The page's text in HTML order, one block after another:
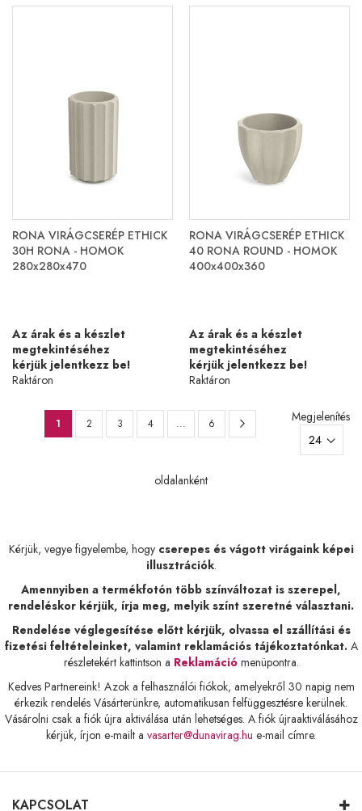
RONA VIRÁGCSERÉP ETHICK
30H RONA - HOMOK
280x280x470
Az árak és a készlet
megtekintéséhez
kérjük jelentkezz be!
Raktáron
RONA VIRÁGCSERÉP ETHICK
40 RONA ROUND - HOMOK
400x400x360
Az árak és a készlet
megtekintéséhez
kérjük jelentkezz be!
Raktáron
Oldal
You're
1 Oldal
2 Oldal
3 Oldal
4 ... Oldal
6 Megjelenítés
oldalanként
Kérjük, vegye figyelembe, hogy cserepes és vágott virágaink képei
illusztrációk.
Amennyiben a termékfotón több színváltozat is szerepel,
rendeléskor kérjük, írja meg, melyik színt szeretné választani.
Rendelése véglegesítése előtt kérjük, olvassa el szállítási és
fizetési feltételeinket, valamint reklamációs tájékoztatónkat.A
részletekért kattintson a Reklamáció menüpontra.
Kedves Partnereink! Azok a felhasználói fiókok, amelyekről 30 napig nem
érkezik rendelés Vásárterünkre, automatikusan felfüggesztésre kerülnek.
Vásárolni csak a fiók újra aktiválása után lehetséges. A fiók újraaktiválásához
kérjük, írjon e-mailt a vasarter@dunavirag.hu e-mail címre.
KAPCSOLAT